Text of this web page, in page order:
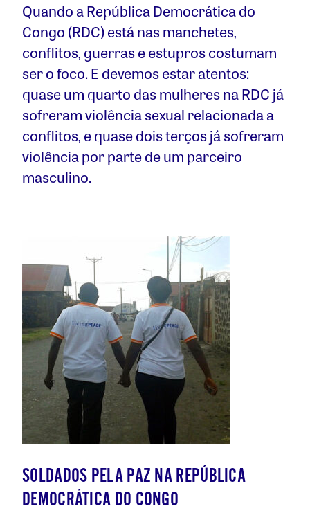
Quando a República Democrática do
Congo (RDC) está nas manchetes,
conflitos, guerras e estupros costumam
ser o foco. E devemos estar atentos:
quase um quarto das mulheres na RDC já
sofreram violência sexual relacionada a
conflitos, e quase dois terços já sofreram
violência por parte de um parceiro
masculino.
SOLDADOS PELA PAZ NA REPÚBLICA
DEMOCRÁTICA DO CONGO